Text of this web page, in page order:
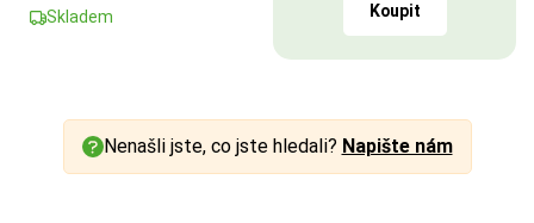
Skladem Koupit
Nenašli jste, co jste hledali? Napište nám